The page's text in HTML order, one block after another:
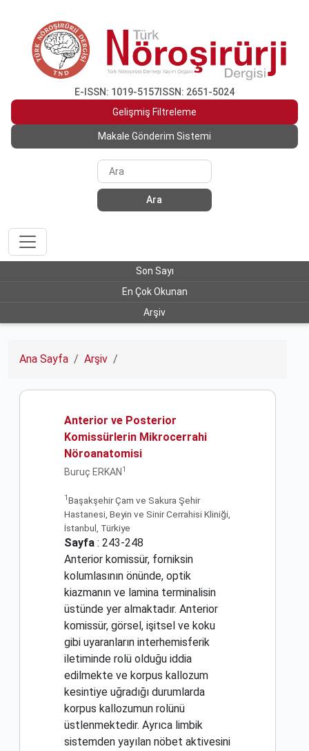
E-ISSN: 1019-5157 ISSN: 2651-5024
Gelişmiş Filtreleme
Makale Gönderim Sistemi
Ara
Son Sayı
En Çok Okunan
Arşiv
Ana Sayfa Arşiv
Anterior ve Posterior
Komissürlerin Mikrocerrahi
Nöroanatomisi
Buruç ERKAN 1
1 Başakşehir Çam ve Sakura Şehir
Hastanesi, Beyin ve Sinir Cerrahisi Kliniği,
İstanbul, Türkiye
Sayfa : 243-248
Anterior komissür, forniksin
kolumlasının önünde, optik
kiazmanın ve lamina terminalisin
üstünde yer almaktadır. Anterior
komissür, görsel, işitsel ve koku
gibi uyaranların interhemisferik
iletiminde rolü olduğu iddia
edilmekte ve korpus kallozum
kesintiye uğradığı durumlarda
korpus kallozumun rolünü
üstlenmektedir. Ayrıca limbik
sistemden yayılan nöbet aktivesini